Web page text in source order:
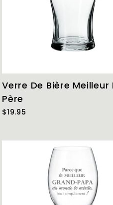
Verre De Bière Meilleur
Père
$19.95